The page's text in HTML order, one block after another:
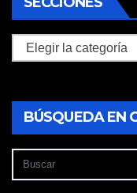
Secciones
BÚSQUEDA EN